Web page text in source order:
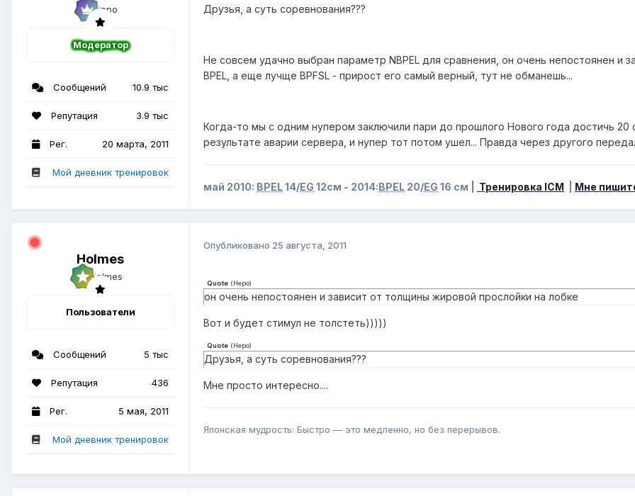
Модератор
Сообщений 10.9 тыс
Репутация 3.9 тыс
Рег. 20 марта, 2011
Мой дневник тренировок
Друзья, а суть соревнования???
Не совсем удачно выбран параметр NBPEL для сравнения, он очень непостоянен и
BPEL, а еще лучще BPFSL - прирост его самый верный, тут не обманешь...
Когда-то мы с одним нупером заключили пари до прошлого Нового года достичь 20
результате аварии сервера, и нупер тот потом ушел... Правда через другого
май 2010: BPEL14/EG 12см - 2014:BPEL 20/EG 16 см | Тренировка ICM Мне
Holmes
Пользователи
Сообщений 5 тыс
Репутация 436
Рег. 5 мая, 2011
Мой дневник тренировок
Опубликовано 25 августа, 2011
Quote (Неро)
он очень непостоянен и зависит от толщины жировой прослойки на лобке
Вот и будет стимул не толстеть)))))
Quote (Неро)
Друзья, а суть соревнования???
Мне просто интересно....
Японская мудрость: Быстро — это медленно, но без перерывов.